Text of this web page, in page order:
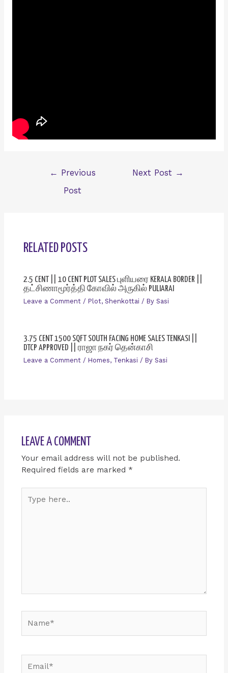
←
Previous
Post
Next Post →
RELATED POSTS
2.5 CENT || 10 CENT PLOT SALES புளியரை KERALA BORDER ||
தட்சிணாமூர்த்தி கோவில் அருகில் PULIARAI
Leave a Comment / Plot, Shenkottai / By Sasi
3.75 CENT 1500 SQFT SOUTH FACING HOME SALES TENKASI ||
DTCP APPROVED || ராஜா நகர் தென்காசி
Leave a Comment / Homes, Tenkasi / By Sasi
LEAVE A COMMENT
Your email address will not be published.
Required fields are marked *
here..